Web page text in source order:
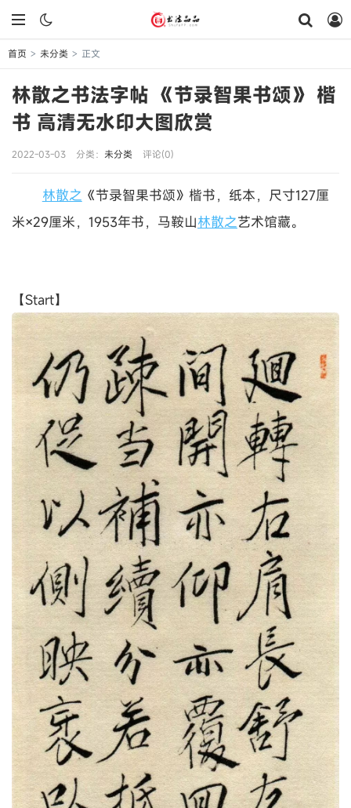
首页 > 未分类 > 正文
林散之书法字帖 《节录智果书颂》 楷
书 高清无水印大图欣赏
2022-03-03 分类： 未分类 评论(0)
林散之 《节录智果书颂》楷书，纸本，尺寸127厘
米×29厘米，1953年书，马鞍山林散之艺术馆藏。
【Start】